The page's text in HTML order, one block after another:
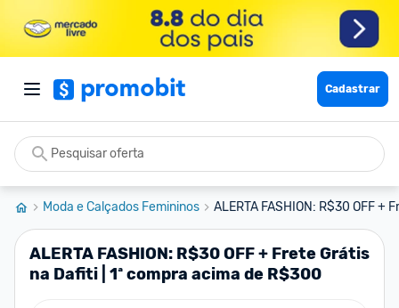
Cadastrar
Moda e Calçados Femininos ALERTA FASHION: R$30 OFF +
ALERTA FASHION: R$30 OFF + Frete Grátis
na Dafiti | 1ª compra acima de R$300